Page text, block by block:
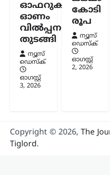
ഓഫറുകളുമായി
ഓണം
വിൽപ്പന
തുടങ്ങി
ന്യൂസ്
ഡെസ്ക്
ഓഗസ്റ്റ്‌
3, 2026
കോടി
രൂപ
ന്യൂസ്
ഡെസ്ക്
ഓഗസ്റ്റ്‌
2, 2026
Copyright © 2026, The
Tiglord.